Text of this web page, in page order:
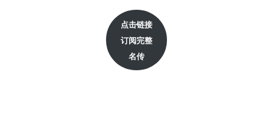
点击链接
订阅完整
名传